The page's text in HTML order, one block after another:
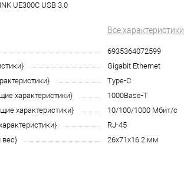
UE300C USB 3.0
Все характеристики
6935364072599
Gigabit Ethernet
Type-C
характеристики}
1000Base-T
характеристики}
10/100/1000 Мбит/с
RJ-45
вес}
26х71х16.2 мм